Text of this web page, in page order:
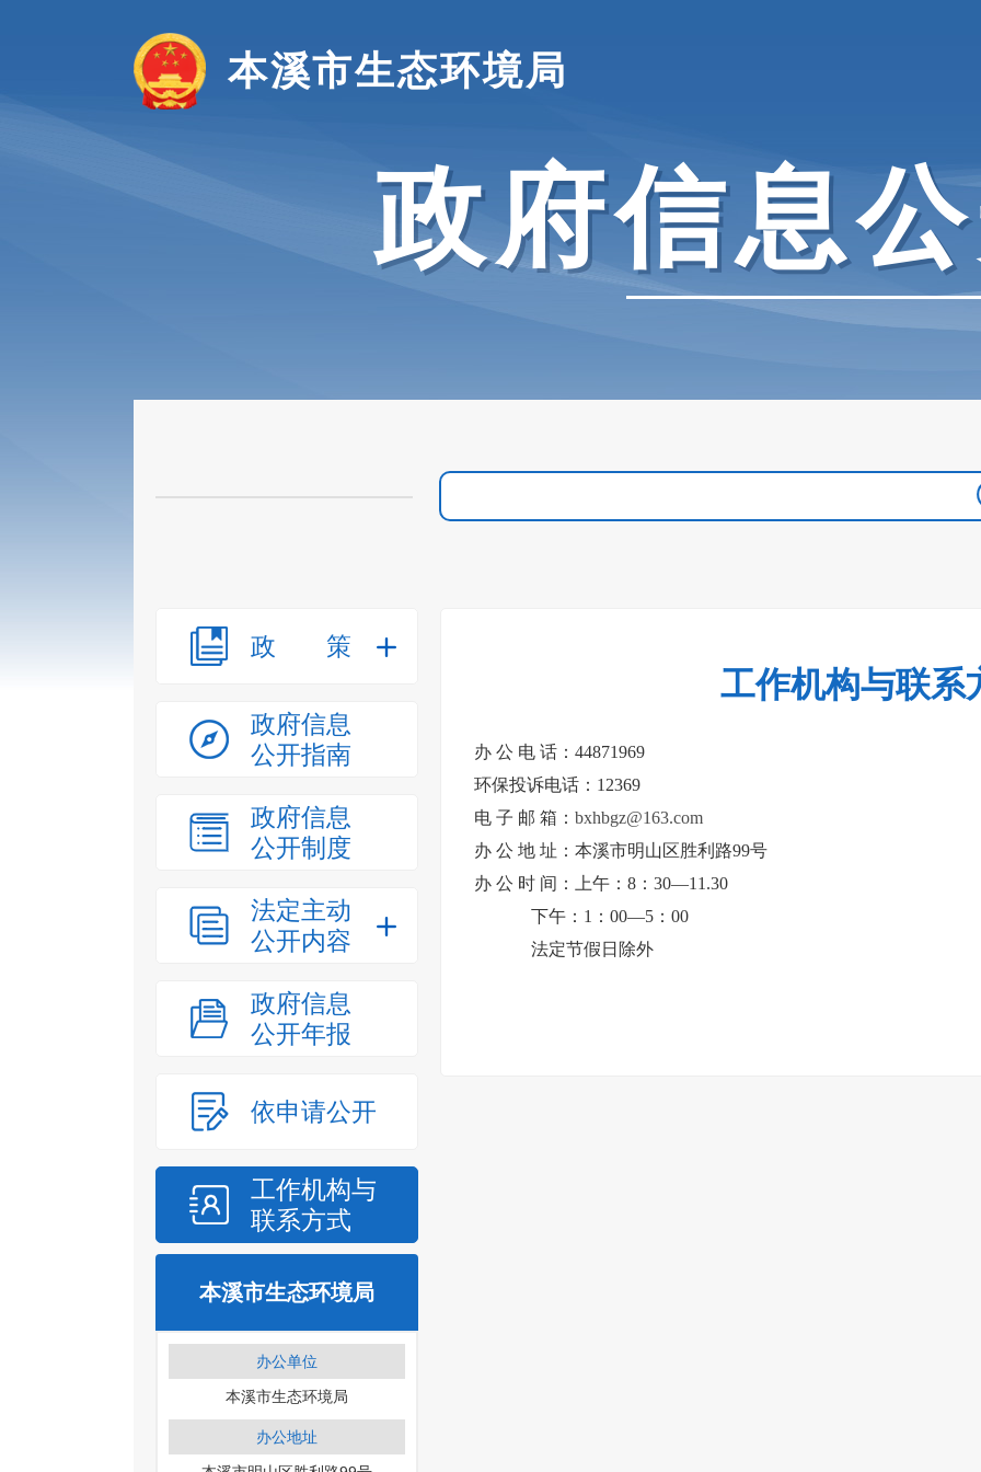
本溪市生态环境局
政府信息
政策
政府信息
公开指南
政府信息
公开制度
法定主动
公开内容
政府信息
公开年报
依申请公开
工作机构与
联系方式
本溪市生态环境局
办公单位
本溪市生态环境局
办公地址
工作机构与联系
办 公 电 话：44871969
环保投诉电话：12369
电 子 邮 箱： bxhbgz@163.com
办 公 地 址：本溪市明山区胜利路99号
办 公 时 间：上午：8：30—11.30
下午：1：00—5：00
法定节假日除外